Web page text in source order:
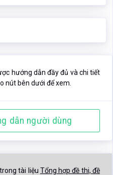
hướng dẫn đầy đủ và chi tiết
nút bên dưới để xem.
dẫn người dùng
tài liệu Tổng hợp đề thi, đề